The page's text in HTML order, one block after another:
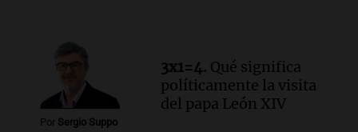
sobre su impacto espiritual
Panorama Federal
Episodios
Audio.El ministro de Economía de Santa
Fe relativiza el impacto del fallo sobre
Por Sergio Suppo
3x1=4. Qué significa
políticamente la visita
del papa León XIV